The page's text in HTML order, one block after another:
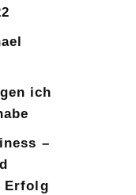
ich
–
Erfolg